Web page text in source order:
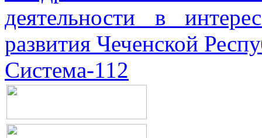
деятельности в
развития Чеченской
Система-112